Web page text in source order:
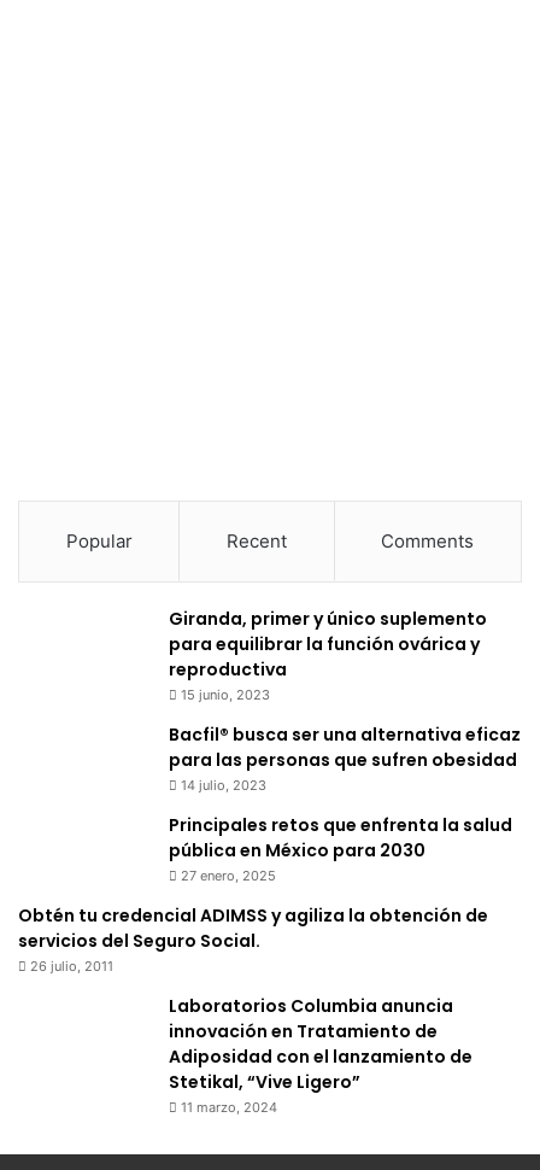
Popular Recent Comments
Giranda, primer y único suplemento
para equilibrar la función ovárica y
reproductiva
15 junio, 2023
Bacfil® busca ser una alternativa eficaz
para las personas que sufren obesidad
14 julio, 2023
Principales retos que enfrenta la salud
pública en México para 2030
27 enero, 2025
Obtén tu credencial ADIMSS y agiliza la obtención de
servicios del Seguro Social.
26 julio, 2011
Laboratorios Columbia anuncia
innovación en Tratamiento de
Adiposidad con el lanzamiento de
Stetikal, “Vive Ligero”
11 marzo, 2024